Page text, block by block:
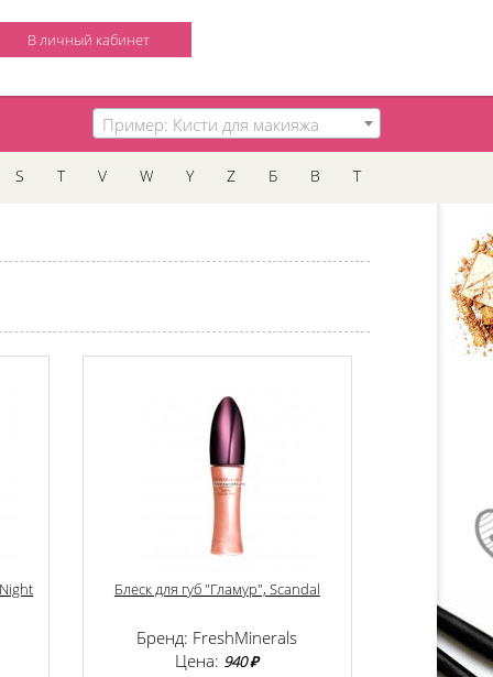
В личный кабинет
Пример: Кисти для макияжа
S T V W Y Z Б В Т
Блеск для губ "Гламур", Scandal
Бренд: FreshMinerals
Цена: 940 ₽